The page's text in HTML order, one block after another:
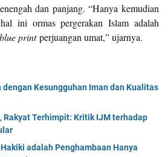
dan panjang. “Hanya kemudian
ini ormas pergerakan Islam adalah
blue printperjuangan umat,” ujarnya.
dengan Kesungguhan Iman dan Kualitas
Rakyat Terhimpit: Kritik IJM terhadap
adalah Penghambaan Hanya